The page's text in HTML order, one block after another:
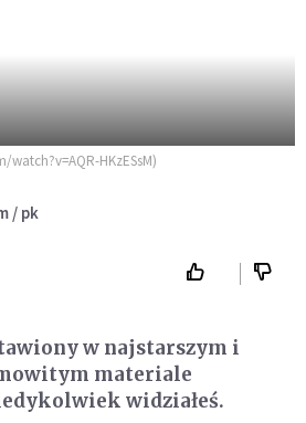
HKzESsM)
/ pk
w najstarszym i
materiale
widziałeś.